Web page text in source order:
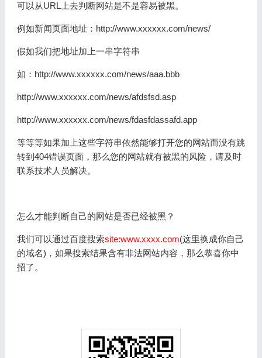
可以从URL上去判断网站是不是容易被黑。
例如新闻页面地址：http://www.xxxxxx.com/news/
假如我们把地址加上一串字符串
如：http://www.xxxxxx.com/news/aaa.bbb
http://www.xxxxxx.com/news/afdsfsd.asp
http://www.xxxxxx.com/news/fdasfdassafd.app
等等等如果加上这些字符串依然能够打开您的网站而没有跳
转到404错误页面，那么您的网站就有被黑的风险，请及时
联系技术人员解决。
怎么才能判断自己的网站是否已经被黑？
我们可以通过百度搜索site:www.xxxx.com(这里换成你自己
的域名)，如果搜索结果含有非法网站内容，那么恭喜你中
招了。